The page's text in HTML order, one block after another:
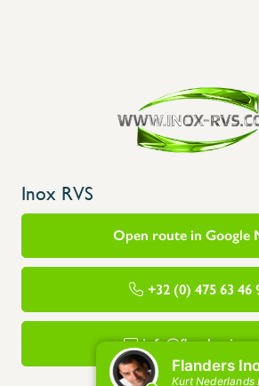
Inox RVS
Open route in Google
+32 (0) 475 63 46